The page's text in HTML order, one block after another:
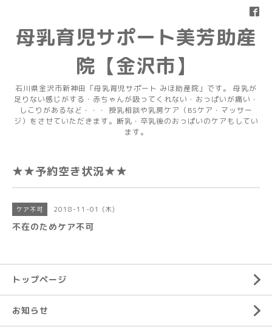
母乳育児サポート美芳助産
院【金沢市】
石川県金沢市新神田「母乳育児サポート みほ助産院」です。 母乳が
足りない感じがする・赤ちゃんが吸ってくれない・おっぱいが痛い・
しこりがあるなど・・・ 授乳相談や乳房ケア（BSケア・マッサー
ジ）をさせていただきます。断乳・卒乳後のおっぱいのケアもしてい
ます。
★★予約空き状況★★
ケア不可 2018-11-01 (木)
不在のためケア不可
トップページ
お知らせ